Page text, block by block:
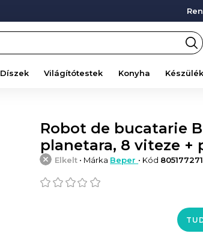
Díszek Világítótestek Konyha
Robot de bucatarie
planetara, 8 viteze +
Elkelt • Márka Beper • Kód